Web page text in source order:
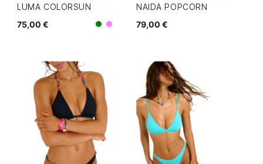
LUMA COLORSUN
75,00 €
VerdeMorado
NAIDA POPCORN
79,00 €